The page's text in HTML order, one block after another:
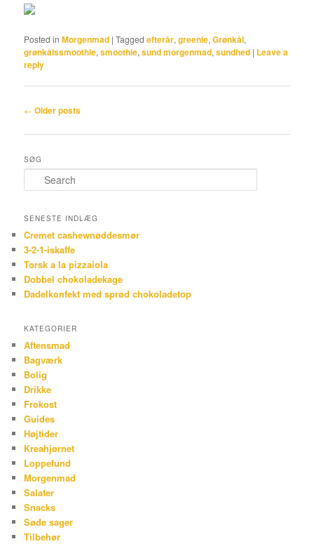
Posted in Morgenmad |Tagged efterår,greenie,Grønkål,
grønkålssmoothie,smoothie,sund morgenmad,sundhed | Leave a
reply
Post navigation
← Older posts
SØG
Search
SENESTE INDLÆG
Cremet cashewnøddesmør
3-2-1-iskaffe
Torsk a la pizzaiola
Dobbel chokoladekage
Dadelkonfekt med sprød chokoladetop
KATEGORIER
Aftensmad
Bagværk
Bolig
Drikke
Frokost
Guides
Højtider
Kreahjørnet
Loppefund
Morgenmad
Salater
Snacks
Søde sager
Tilbehør